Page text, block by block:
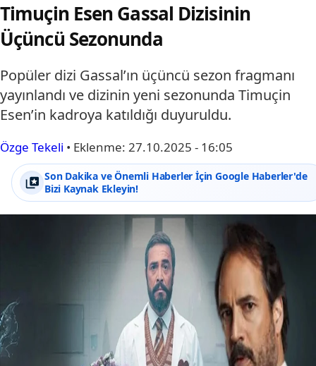
Timuçin Esen Gassal Dizisinin
Üçüncü Sezonunda
Popüler dizi Gassal’ın üçüncü sezon fragmanı
yayınlandı ve dizinin yeni sezonunda Timuçin
Esen’in kadroya katıldığı duyuruldu.
Özge Tekeli • Eklenme: 27.10.2025 - 16:05
Son Dakika ve Önemli Haberler İçin Google Haberler'de
Bizi Kaynak Ekleyin!